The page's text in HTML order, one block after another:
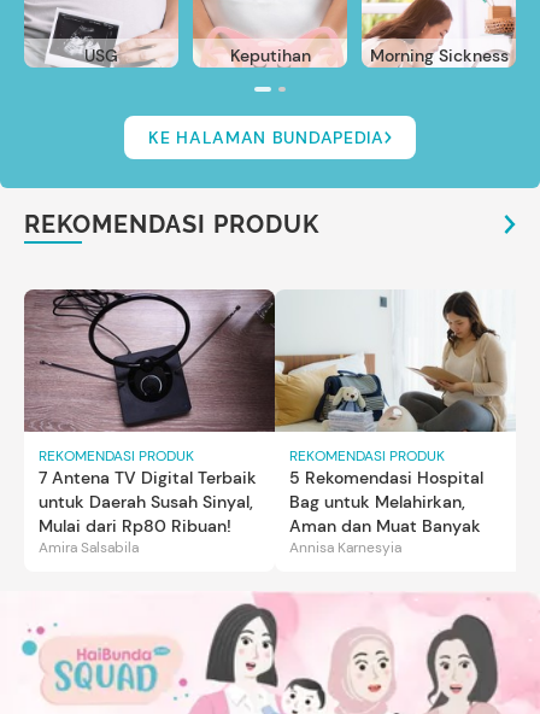
USG Keputihan Morning Sickness
KE HALAMAN BUNDAPEDIA
REKOMENDASI PRODUK
REKOMENDASI PRODUK
7 Antena TV Digital Terbaik
untuk Daerah Susah Sinyal,
Mulai dari Rp80 Ribuan!
Amira Salsabila
REKOMENDASI PRODUK
5 Rekomendasi Hospital
Bag untuk Melahirkan,
Aman dan Muat Banyak
Annisa Karnesyia